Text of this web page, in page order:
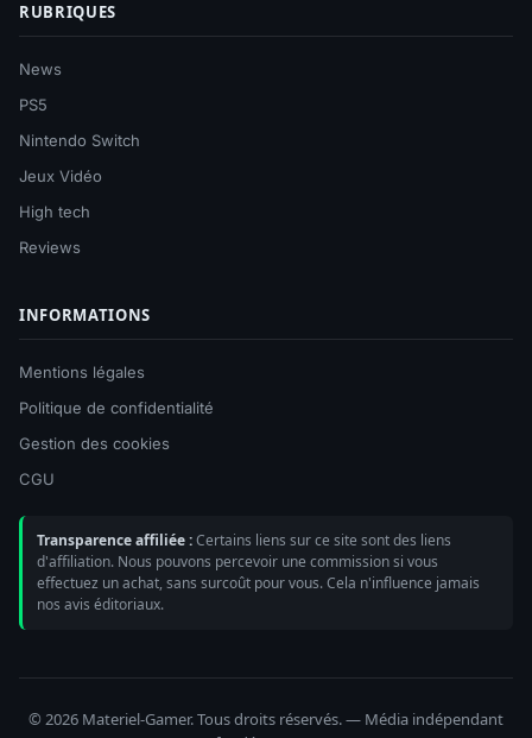
RUBRIQUES
News
PS5
Nintendo Switch
Jeux Vidéo
High tech
Reviews
INFORMATIONS
Mentions légales
Politique de confidentialité
Gestion des cookies
CGU
Transparence affiliée :Certains liens sur ce site sont des liens
d'affiliation. Nous pouvons percevoir une commission si vous
effectuez un achat, sans surcoût pour vous. Cela n'influence jamais
nos avis éditoriaux.
© 2026 Materiel-Gamer. Tous droits réservés. — Média indépendant